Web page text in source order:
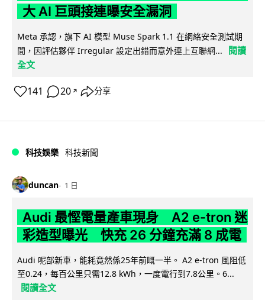
大 AI 巨頭接連曝安全漏洞
Meta 承認，旗下 AI 模型 Muse Spark 1.1 在網絡安全測試期
間，因評估夥伴 Irregular 設定出錯而意外連上互聯網...
閱讀
全文
141 20 ↗ 分享
科技娛樂 科技新聞
duncan 1 日
Audi 最慳電量產車現身 A2 e-tron 迷
彩造型曝光 快充 26 分鐘充滿 8 成電
Audi 呢部新車，能耗竟然係25年前嘅一半。 A2 e-tron 風阻低
至0.24，每百公里只需12.8 kWh，一度電行到7.8公里。6...
閱讀全文